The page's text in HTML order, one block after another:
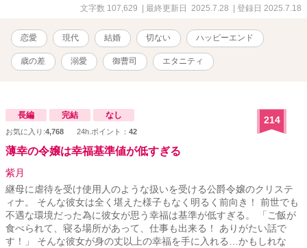
たはずの御曹司から、溺れるほどに甘やかされる毎日が始まる。 こ
文字数 107,629 | 最終更新日 2025.7.28 | 登録日 2025.7.18
恋愛 現代 結婚 切ない ハッピーエンド
歳の差 溺愛 御曹司 エタニティ
長編 完結 なし
お気に入り:4,768 24h.ポイント： 42
214
薄幸の令嬢は幸福基準値が低すぎる
紫月
継母に虐待を受け使用人のような扱いを受ける公爵令嬢のクリステ
ィナ。 そんな彼女は全く堪えた様子もなく明るく前向き！ 前世でも
不遇な環境だった為に彼女が思う幸福は基準が低すぎる。 「ご飯が
食べられて、寝る場所があって、仕事も出来る！ ありがたい話で
す！」 そんな彼女が身の丈以上の幸福を手に入れる…かもしれな